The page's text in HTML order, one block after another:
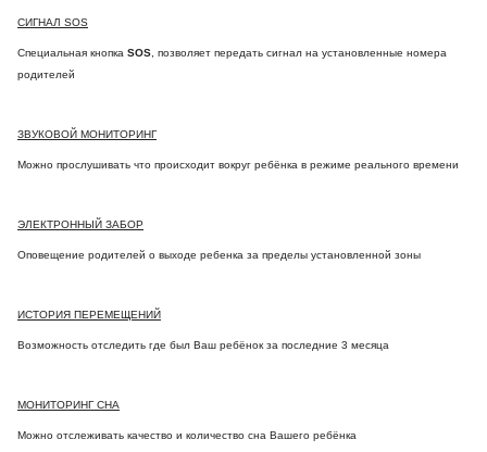
СИГНАЛ SOS
Специальная кнопка SOS, позволяет передать сигнал на установленные номера
родителей
ЗВУКОВОЙ МОНИТОРИНГ
Можно прослушивать что происходит вокруг ребёнка в режиме реального времени
ЭЛЕКТРОННЫЙ ЗАБОР
Оповещение родителей о выходе ребенка за пределы установленной зоны
ИСТОРИЯ ПЕРЕМЕЩЕНИЙ
Возможность отследить где был Ваш ребёнок за последние 3 месяца
МОНИТОРИНГ СНА
Можно отслеживать качество и количество сна Вашего ребёнка